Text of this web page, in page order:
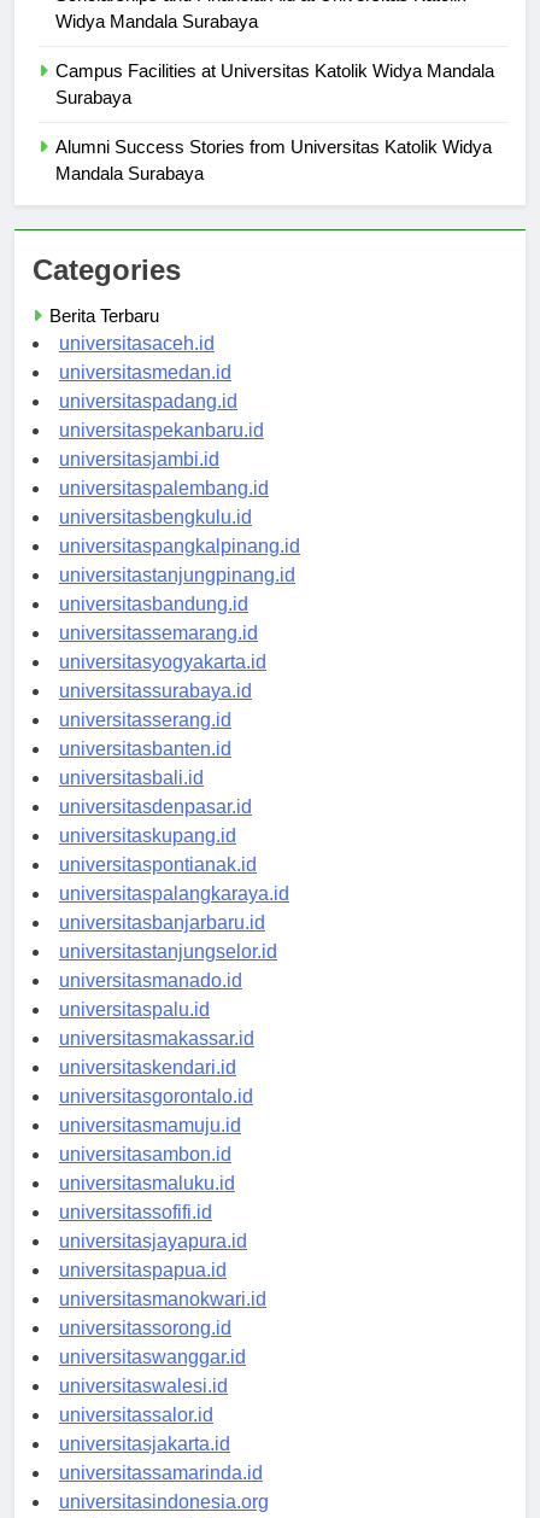
Scholarships and Financial Aid at Universitas Katolik
Campus Facilities at Universitas Katolik Widya Mandala
Alumni Success Stories from Universitas Katolik Widya
Categories
Berita Terbaru
universitasaceh.id
universitasmedan.id
universitaspadang.id
universitaspekanbaru.id
universitasjambi.id
universitaspalembang.id
universitasbengkulu.id
universitaspangkalpinang.id
universitastanjungpinang.id
universitasbandung.id
universitassemarang.id
universitasyogyakarta.id
universitassurabaya.id
universitasserang.id
universitasbanten.id
universitasbali.id
universitasdenpasar.id
universitaskupang.id
universitaspontianak.id
universitaspalangkaraya.id
universitasbanjarbaru.id
universitastanjungselor.id
universitasmanado.id
universitaspalu.id
universitasmakassar.id
universitaskendari.id
universitasgorontalo.id
universitasmamuju.id
universitasambon.id
universitasmaluku.id
universitassofifi.id
universitasjayapura.id
universitaspapua.id
universitasmanokwari.id
universitassorong.id
universitaswanggar.id
universitaswalesi.id
universitassalor.id
universitasjakarta.id
universitassamarinda.id